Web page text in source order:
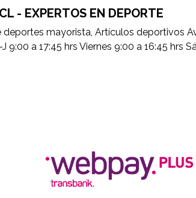
- EXPERTOS EN DEPORTE
deportes mayorista, Artículos deportivos
J 9:00 a 17:45 hrs Viernes 9:00 a 16:45 hrs